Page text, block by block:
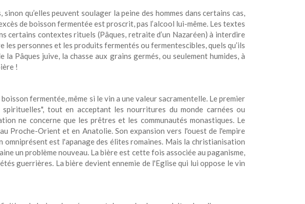
qu’elles peuvent soulager la peine des hommes dans certains cas,
de boisson fermentée est proscrit, pas l’alcool lui-même. Les textes
certains contextes rituels (Pâques, retraite d’un Nazaréen) à interdire
personnes et les produits fermentés ou fermentescibles, quels qu’ils
Pâques juive, la chasse aux grains germés, ou seulement humides, à
!
boisson fermentée, même si le vin a une valeur sacramentelle. Le premier
tout en acceptant les nourritures du monde carnées ou
ne concerne que les prêtres et les communautés monastiques. Le
Proche-Orient et en Anatolie. Son expansion vers l'ouest de l'empire
omniprésent est l'apanage des élites romaines. Mais la christianisation
un problème nouveau. La bière est cette fois associée au paganisme,
guerrières. La bière devient ennemie de l'Eglise qui lui oppose le vin